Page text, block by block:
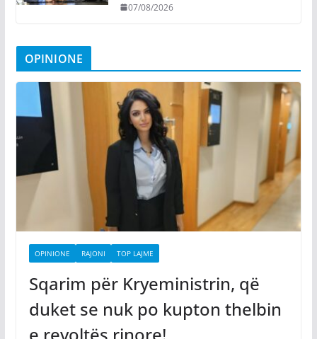
07/08/2026
OPINIONE
OPINIONE RAJONI TOP LAJME
Sqarim për Kryeministrin, që
duket se nuk po kupton thelbin